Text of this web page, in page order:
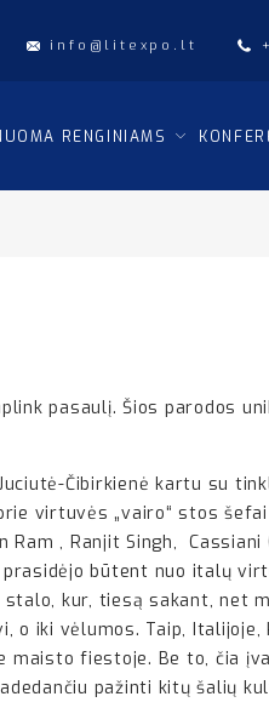
info@litexpo.lt
RENGINIAMS
pasaulį. Šios parodos
Čibirkienė kartu su
virtuvės „vairo“ stos
, Ranjit Singh,
būtent nuo italų
kur, tiesą sakant, net
o iki vėlumos. Taip,
maisto fiestoje. Be to, čia
pažinti kitų šalių